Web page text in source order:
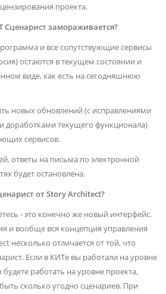
проекта.
Сценарист замораживается?
и все сопутствующие сервисы
остаются в текущем состоянии и
виде, как есть на сегодняшнюю
новых обновлений (с исправлениями
текущего функционала)
сервисов.
ответы на письма по электронной
будет остановлена.
от Story Architect?
- это конечно же новый интерфейс.
и вообще вся концепция управления
несколько отличается от той, что
Если в КИТе вы работали на уровне
будете работать на уровне проекта,
сколько угодно сценариев. При